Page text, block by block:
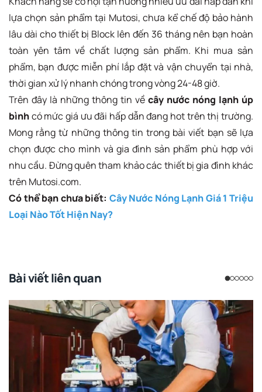
lựa chọn sản phẩm tại Mutosi, chưa kể chế độ bảo hành
lâu dài cho thiết bị Block lên đến 36 tháng nên bạn hoàn
toàn yên tâm về chất lượng sản phẩm. Khi mua sản
phẩm, bạn được miễn phí lắp đặt và vận chuyển tại nhà,
thời gian xử lý nhanh chóng trong vòng 24-48 giờ.
Trên đây là những thông tin về cây nước nóng lạnh úp
bìnhcó mức giá ưu đãi hấp dẫn đang hot trên thị trường.
Mong rằng từ những thông tin trong bài viết bạn sẽ lựa
chọn được cho mình và gia đình sản phẩm phù hợp với
nhu cầu. Đừng quên tham khảo các thiết bị gia đình khác
trên Mutosi.com.
Có thể bạn chưa biết: Cây Nước Nóng Lạnh Giá 1 Triệu
Loại Nào Tốt Hiện Nay?
Bài viết liên quan